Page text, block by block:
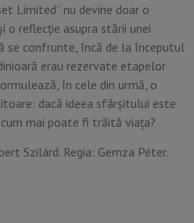
Limited” nu devine doar o
o reflecție asupra stării unei
se confrunte, încă de la începutul
erau rezervate etapelor
în cele din urmă, o
dacă ideea sfârșitului este
mai poate fi trăită viața?
Szilárd. Regia: Gemza Péter.